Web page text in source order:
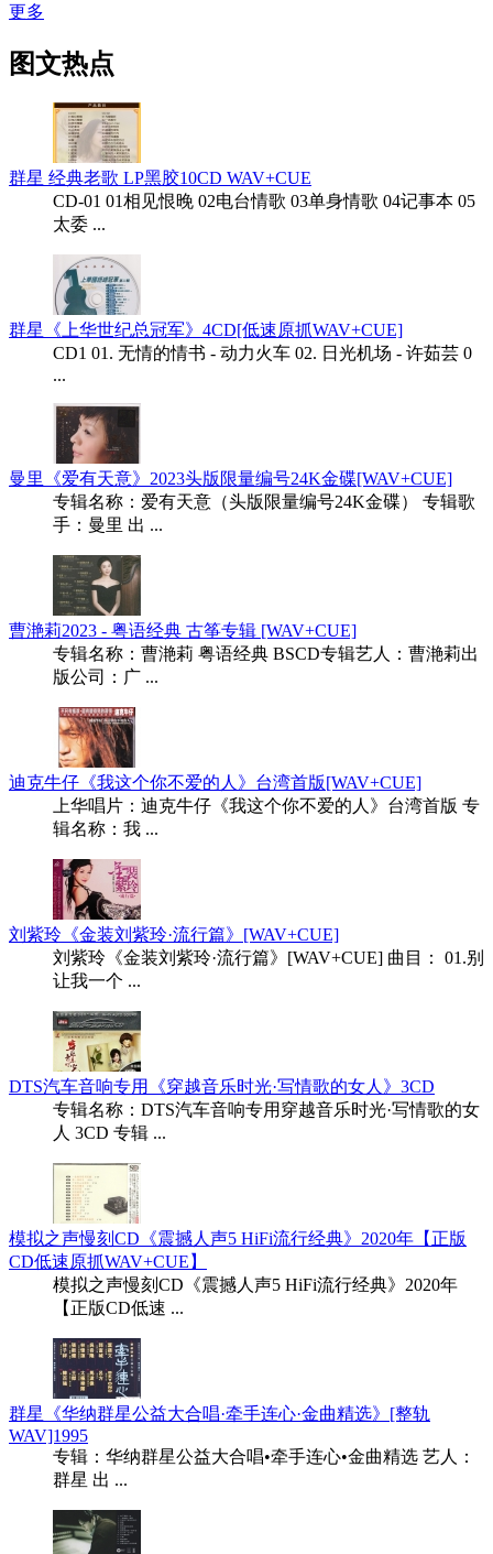
更多
图文热点
群星 经典老歌 LP黑胶10CD WAV+CUE
CD-01 01相见恨晚 02电台情歌 03单身情歌 04记事本 05
太委 ...
群星《上华世纪总冠军》4CD[低速原抓WAV+CUE]
CD1 01. 无情的情书 - 动力火车 02. 日光机场 - 许茹芸 0
...
曼里《爱有天意》2023头版限量编号24K金碟[WAV+CUE]
专辑名称：爱有天意（头版限量编号24K金碟） 专辑歌
手：曼里 出 ...
曹滟莉2023 - 粤语经典 古筝专辑 [WAV+CUE]
专辑名称：曹滟莉 粤语经典 BSCD专辑艺人：曹滟莉出
版公司：广 ...
迪克牛仔《我这个你不爱的人》台湾首版[WAV+CUE]
上华唱片：迪克牛仔《我这个你不爱的人》台湾首版 专
辑名称：我 ...
刘紫玲《金装刘紫玲·流行篇》[WAV+CUE]
刘紫玲《金装刘紫玲·流行篇》[WAV+CUE] 曲目： 01.别
让我一个 ...
DTS汽车音响专用《穿越音乐时光·写情歌的女人》3CD
专辑名称：DTS汽车音响专用穿越音乐时光·写情歌的女
人 3CD 专辑 ...
模拟之声慢刻CD《震撼人声5 HiFi流行经典》2020年【正版
CD低速原抓WAV+CUE】
模拟之声慢刻CD《震撼人声5 HiFi流行经典》2020年
【正版CD低速 ...
群星《华纳群星公益大合唱·牵手连心·金曲精选》[整轨
WAV]1995
专辑：华纳群星公益大合唱•牵手连心•金曲精选 艺人：
群星 出 ...